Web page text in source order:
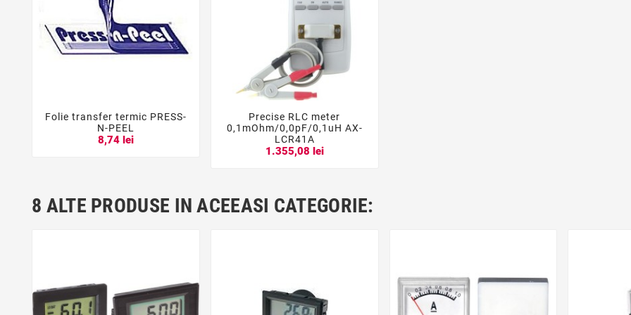

Folie transfer termic PRESS-
N-PEEL
8,74 lei
  
Precise RLC meter
0,1mOhm/0,0pF/0,1uH AX-
LCR41A
1.355,08 lei
8 ALTE PRODUSE IN ACEEASI CATEGORIE: